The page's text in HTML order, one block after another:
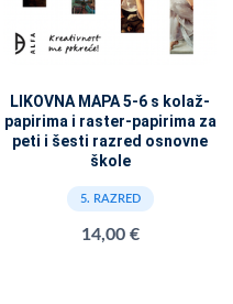
LIKOVNA MAPA 5-6 s kolaž-
papirima i raster-papirima za
peti i šesti razred osnovne
škole
5. RAZRED
14,00 €